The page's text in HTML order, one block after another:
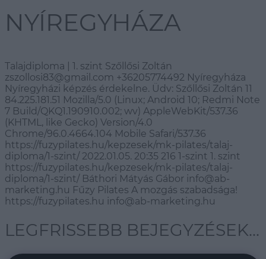
NYÍREGYHÁZA
Talajdiploma | 1. szint Szőllősi Zoltán
zszollosi83@gmail.com +36205774492 Nyíregyháza
Nyíregyházi képzés érdekelne. Üdv: Szőllősi Zoltán 11
84.225.181.51 Mozilla/5.0 (Linux; Android 10; Redmi Note
7 Build/QKQ1.190910.002; wv) AppleWebKit/537.36
(KHTML, like Gecko) Version/4.0
Chrome/96.0.4664.104 Mobile Safari/537.36
https://fuzypilates.hu/kepzesek/mk-pilates/talaj-
diploma/1-szint/ 2022.01.05. 20:35 216 1-szint 1. szint
https://fuzypilates.hu/kepzesek/mk-pilates/talaj-
diploma/1-szint/ Báthori Mátyás Gábor info@ab-
marketing.hu Fűzy Pilates A mozgás szabadsága!
https://fuzypilates.hu info@ab-marketing.hu
LEGFRISSEBB BEJEGYZÉSEK...